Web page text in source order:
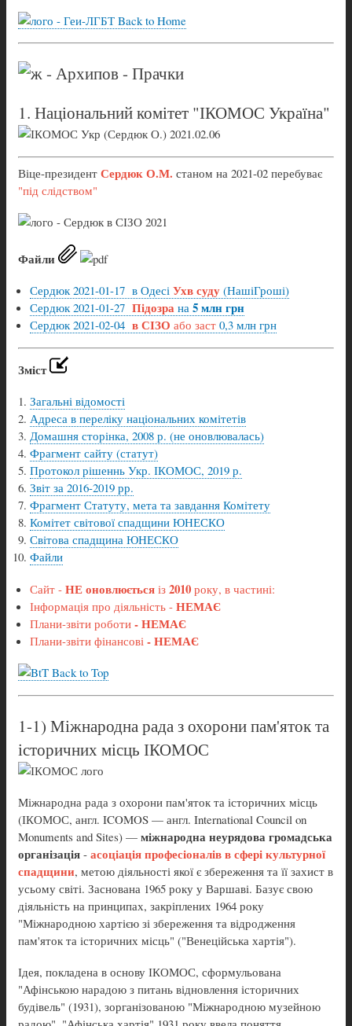
Back to Home
1. Національний комітет "ІКОМОС Україна"
Віце-президент Сердюк О.М. станом на 2021-02 перебуває
"під слідством"
Файли
Сердюк 2021-01-17 в Одесі Ухв суду (НашіГроші)
Сердюк 2021-01-27 Підозра на 5 млн грн
Сердюк 2021-02-04 в СІЗО або заст 0,3 млн грн
Зміст
Загальні відомості
Адреса в переліку національних комітетів
Домашня сторінка, 2008 р. (не оновлювалась)
Фрагмент сайту (статут)
Протокол рішеннь Укр. ІКОМОС, 2019 р.
Звіт за 2016-2019 рр.
Фрагмент Статуту, мета та завдання Комітету
Комітет світової спадщини ЮНЕСКО
Світова спадщина ЮНЕСКО
Файли
Сайт - НЕ оновлюється із 2010 року, в частині:
Інформація про діяльність - НЕМАЄ
Плани-звіти роботи - НЕМАЄ
Плани-звіти фінансові - НЕМАЄ
Back to Top
1-1) Міжнародна рада з охорони пам'яток та
історичних місць ІКОМОС
Міжнародна рада з охорони пам'яток та історичних місць
(ІКОМОС, англ. ICOMOS — англ. International Council on
Monuments and Sites) — міжнародна неурядова громадська
організація - асоціація професіоналів в сфері культурної
спадщини, метою діяльності якої є збереження та її захист в
усьому світі. Заснована 1965 року у Варшаві. Базує свою
діяльність на принципах, закріплених 1964 року
"Міжнародною хартією зі збереження та відродження
пам'яток та історичних місць" ("Венеційська хартія").
Ідея, покладена в основу ІКОМОС, сформульована
"Афінською нарадою з питань відновлення історичних
будівель" (1931), зорганізованою "Міжнародною музейною